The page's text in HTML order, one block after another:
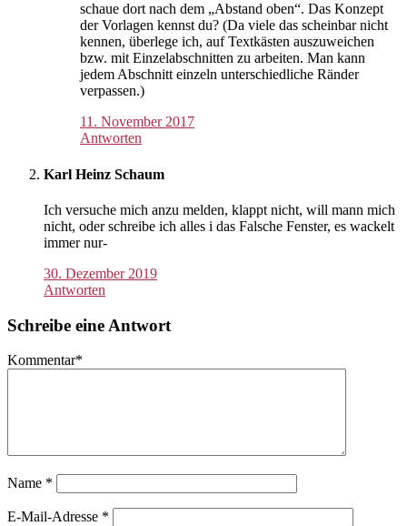
schaue dort nach dem „Abstand oben“. Das Konzept
der Vorlagen kennst du? (Da viele das scheinbar nicht
kennen, überlege ich, auf Textkästen auszuweichen
bzw. mit Einzelabschnitten zu arbeiten. Man kann
jedem Abschnitt einzeln unterschiedliche Ränder
verpassen.)
11. November 2017
Antworten
Karl Heinz Schaum
Ich versuche mich anzu melden, klappt nicht, will mann mich
nicht, oder schreibe ich alles i das Falsche Fenster, es wackelt
immer nur-
30. Dezember 2019
Antworten
Schreibe eine Antwort
Kommentar*
Name *
E-Mail-Adresse *